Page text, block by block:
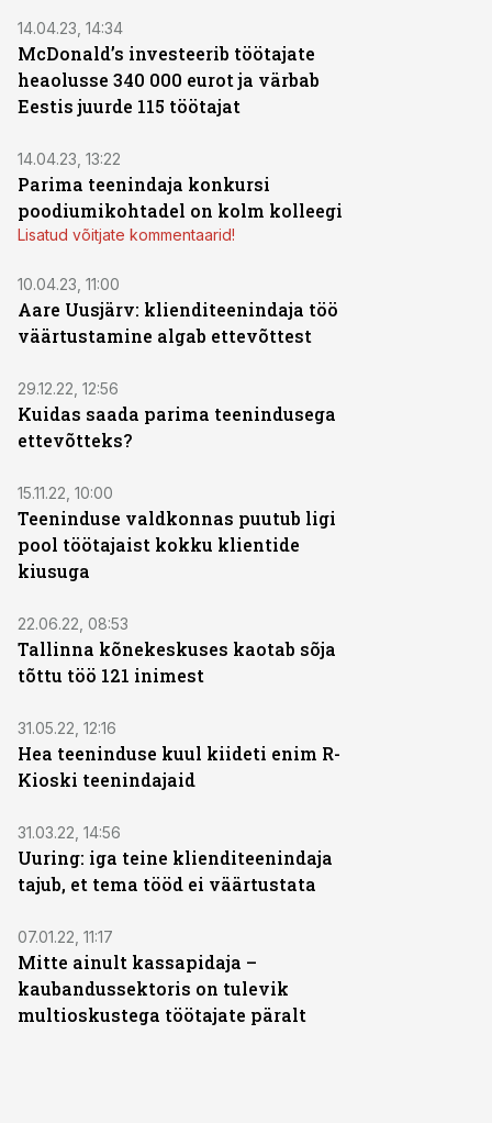
14.04.23, 14:34
McDonald’s investeerib töötajate
heaolusse 340 000 eurot ja värbab
Eestis juurde 115 töötajat
14.04.23, 13:22
Parima teenindaja konkursi
poodiumikohtadel on kolm kolleegi
Lisatud võitjate kommentaarid!
10.04.23, 11:00
Aare Uusjärv: klienditeenindaja töö
väärtustamine algab ettevõttest
29.12.22, 12:56
Kuidas saada parima teenindusega
ettevõtteks?
15.11.22, 10:00
Teeninduse valdkonnas puutub ligi
pool töötajaist kokku klientide
kiusuga
22.06.22, 08:53
Tallinna kõnekeskuses kaotab sõja
tõttu töö 121 inimest
31.05.22, 12:16
Hea teeninduse kuul kiideti enim R-
Kioski teenindajaid
31.03.22, 14:56
Uuring: iga teine klienditeenindaja
tajub, et tema tööd ei väärtustata
07.01.22, 11:17
Mitte ainult kassapidaja –
kaubandussektoris on tulevik
multioskustega töötajate päralt